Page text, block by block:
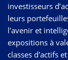
investisseurs
leurs
l'avenir et
expositions à
classes d'actifs